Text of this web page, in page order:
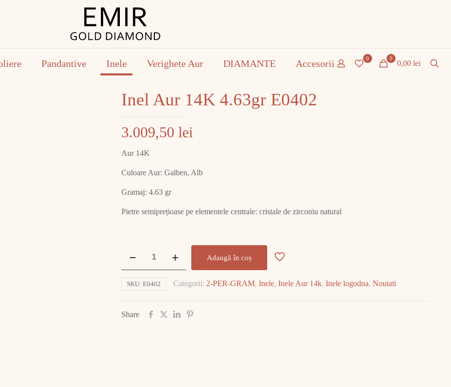
Pandantive Inele Verighete Aur DIAMANTE Accesorii 0 0
0,00 lei
Inel Aur 14K 4.63gr E0402
3.009,50 lei
Aur 14K
Culoare Aur: Galben, Alb
Gramaj: 4.63 gr
Pietre semiprețioase pe elementele centrale: cristale de zirconiu natural
14K
E0402
Adaugă în coș
SKU: E0402 Categorii: 2-PER-GRAM, Inele, Inele Aur 14k, Inele logodna, Noutati
Share